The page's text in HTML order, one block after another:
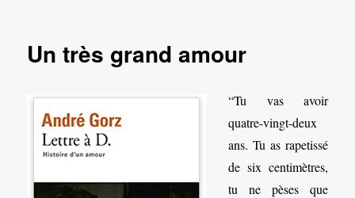
Un très grand amour
“Tu vas avoir
quatre-vingt-deux
ans. Tu as rapetissé
de six centimètres,
tu ne pèses que